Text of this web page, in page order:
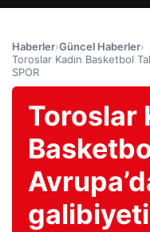
Haberler›Güncel Haberler›
Toroslar Kadın Basketbol
SPOR
Toroslar